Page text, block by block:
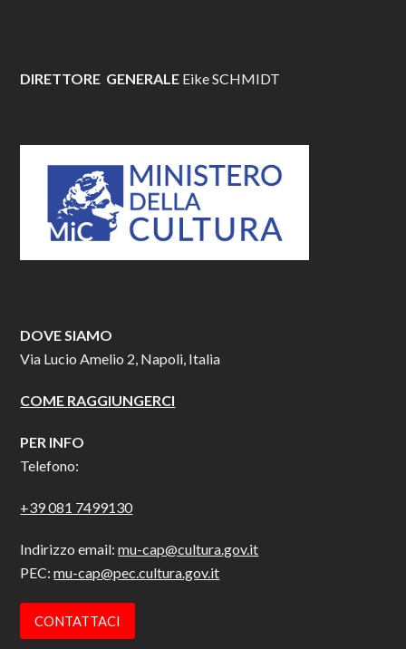
DIRETTORE GENERALE Eike SCHMIDT
DOVE SIAMO
Via Lucio Amelio 2, Napoli, Italia
COME RAGGIUNGERCI
PER INFO
Telefono:
+39 081 7499130
Indirizzo email:mu-cap@cultura.gov.it
PEC:mu-cap@pec.cultura.gov.it
CONTATTACI